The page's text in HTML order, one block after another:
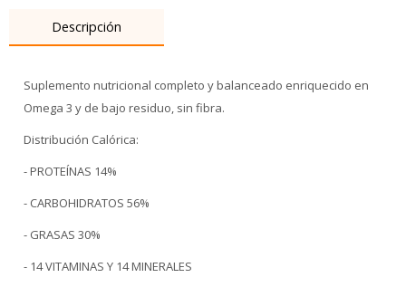
Descripción
Suplemento nutricional completo y balanceado enriquecido en
Omega 3 y de bajo residuo, sin fibra.
Distribución Calórica:
- PROTEÍNAS 14%
- CARBOHIDRATOS 56%
- GRASAS 30%
- 14 VITAMINAS Y 14 MINERALES